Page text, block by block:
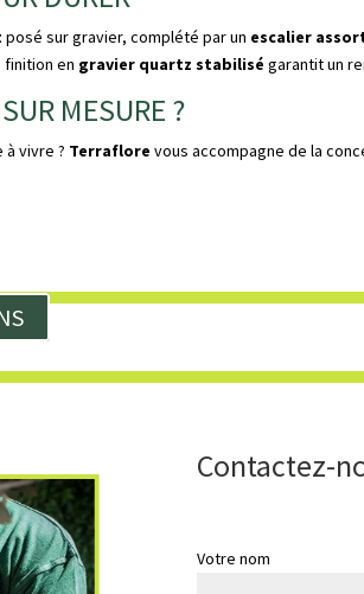
posé sur gravier, complété par un escalier
finition en gravier quartz stabilisé garantit un
MESURE ?
vivre ? Terraflore vous accompagne de la
Contactez-
Votre nom